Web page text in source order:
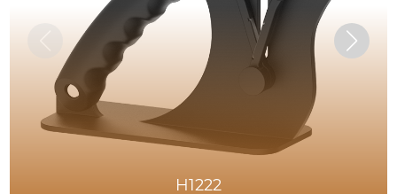
H1222